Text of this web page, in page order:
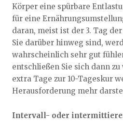
Körper eine spürbare
für eine
daran, meist ist der 3. Tag
Sie darüber hinweg sind,
wahrscheinlich sehr gut
entschließen Sie sich dann
extra Tage zur 10-Tageskur
Herausforderung mehr
Intervall- oder